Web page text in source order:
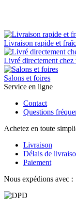
Livraison rapide et
Livré directement chez
Salons et foires
Service en ligne
Contact
Questions
Achetez en toute
Livraison
Délais de
Paiement
Nous expédions avec :